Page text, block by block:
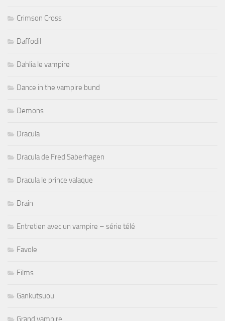
Crimson Cross
Daffodil
Dahlia le vampire
Dance in the vampire bund
Demons
Dracula
Dracula de Fred Saberhagen
Dracula le prince valaque
Drain
Entretien avec un vampire – série télé
Favole
Films
Gankutsuou
Grand vampire